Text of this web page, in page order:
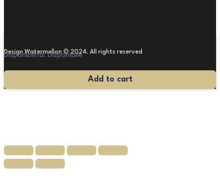
Design Watermellon © 2024. All rights reserved
Disponibilità: Disponibile
Lume
Add to cart